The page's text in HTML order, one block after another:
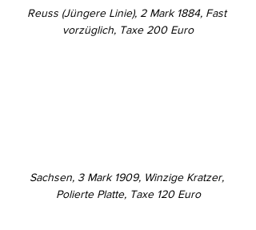
Reuss (Jüngere Linie), 2 Mark 1884, Fast
vorzüglich, Taxe 200 Euro
Sachsen, 3 Mark 1909, Winzige Kratzer,
Polierte Platte, Taxe 120 Euro